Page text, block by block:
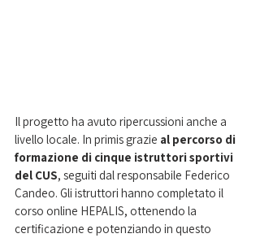
Il progetto ha avuto ripercussioni anche a
livello locale. In primis grazie al percorso di
formazione di cinque istruttori sportivi
del CUS, seguiti dal responsabile Federico
Candeo. Gli istruttori hanno completato il
corso online HEPALIS, ottenendo la
certificazione e potenziando in questo